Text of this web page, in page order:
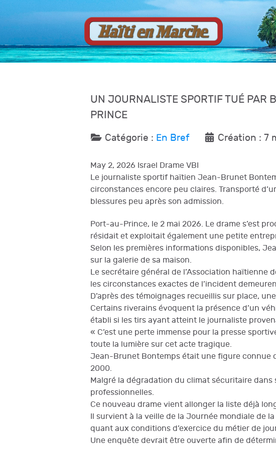
UN JOURNALISTE SPORTIF TUÉ PAR
PRINCE
Catégorie : En Bref Création : 7
May 2, 2026 Israel Drame VBI
Le journaliste sportif haïtien Jean-Brunet
circonstances encore peu claires. Transporté
blessures peu après son admission.
Port-au-Prince, le 2 mai 2026. Le drame s’est
résidait et exploitait également une petite
Selon les premières informations disponibles,
sur la galerie de sa maison.
Le secrétaire général de l’Association haïtienne
les circonstances exactes de l’incident
D’après des témoignages recueillis sur place,
Certains riverains évoquent la présence d’un
établi si les tirs ayant atteint le journaliste
« C’est une perte immense pour la presse
toute la lumière sur cet acte tragique.
Jean-Brunet Bontemps était une figure connue
2000.
Malgré la dégradation du climat sécuritaire
professionnelles.
Ce nouveau drame vient allonger la liste déjà
Il survient à la veille de la Journée mondiale de
quant aux conditions d’exercice du métier de
Une enquête devrait être ouverte afin de